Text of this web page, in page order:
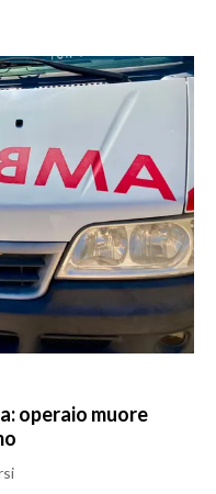
operaio muore